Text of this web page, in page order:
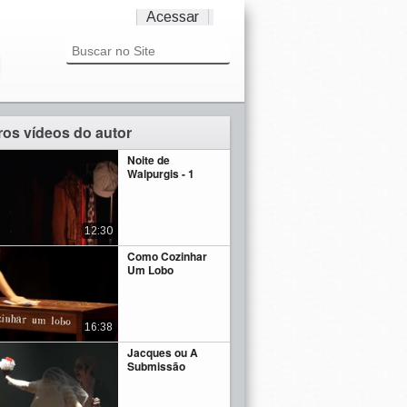
Acessar
vídeos do autor
Noite de
Walpurgis - 1
12:30
Como Cozinhar
Um Lobo
16:38
Jacques ou A
Submissão